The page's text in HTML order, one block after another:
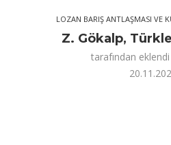
LOZAN BARIŞ ANTLAŞMASI VE
Z. Gökalp,
tarafından eklendi